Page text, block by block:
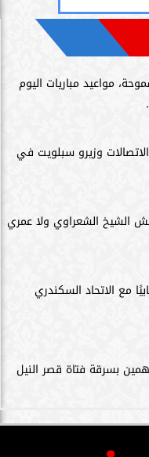
مواعيد مباريات اليوم
وزيرو سبلويت في
الشيخ الشعراوي ولا عمري
مع الاتحاد السكندري
بسرقة فتاة قصر النيل